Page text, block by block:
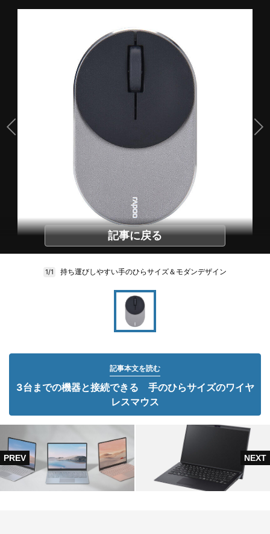
記事に戻る
1/1 持ち運びしやすい手のひらサイズ＆モダンデザイン
記事本文を読む
3台までの機器と接続できる 手のひらサイズのワイヤ
レスマウス